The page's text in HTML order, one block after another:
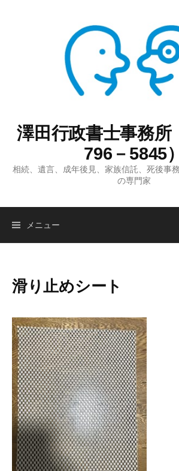
澤田行政書士事務
796－5845）
相続、遺言、成年後見、家族信託、死後事
の専門家
メニュー
滑り止めシート